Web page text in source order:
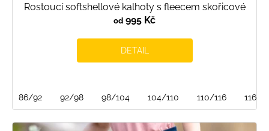
Rostoucí softshellové kalhoty s fleecem skořicové
od 995 Kč
DETAIL
86/92 92/98 98/104 104/110 110/116 116/